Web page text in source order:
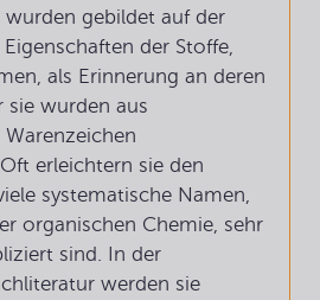
gebildet auf der
der Stoffe,
als Erinnerung an deren
sie wurden aus
erleichtern sie den
systematische Namen,
organischen Chemie, sehr
sind. In der
werden sie